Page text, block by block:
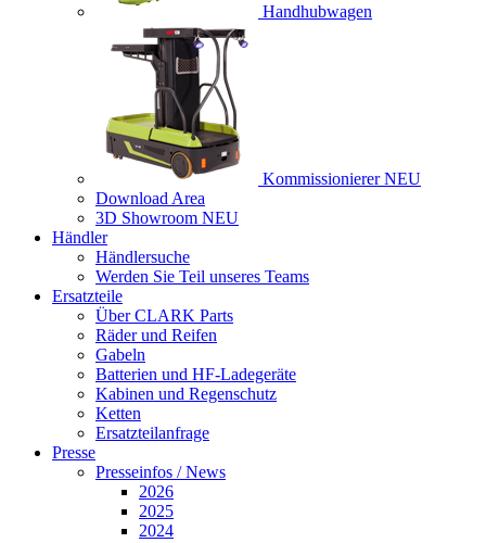
Handhubwagen
Kommissionierer NEU
Download Area
3D Showroom NEU
Händler
Händlersuche
Werden Sie Teil unseres Teams
Ersatzteile
Über CLARK Parts
Räder und Reifen
Gabeln
Batterien und HF-Ladegeräte
Kabinen und Regenschutz
Ketten
Ersatzteilanfrage
Presse
Presseinfos / News
2026
2025
2024